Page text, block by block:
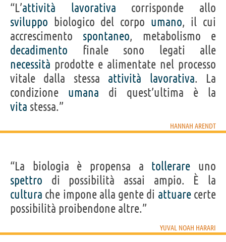
“L’attività lavorativa corrisponde allo
sviluppo biologico del corpo umano, il cui
accrescimento spontaneo, metabolismo e
decadimento finale sono legati alle
necessità prodotte e alimentate nel processo
vitale dalla stessa attività lavorativa. La
condizione umana di quest’ultima è la
vita stessa.”
HANNAH ARENDT
“La biologia è propensa a tollerare uno
spettro di possibilità assai ampio. È la
cultura che impone alla gente di attuarecerte
possibilità proibendone altre.”
YUVAL NOAH HARARI